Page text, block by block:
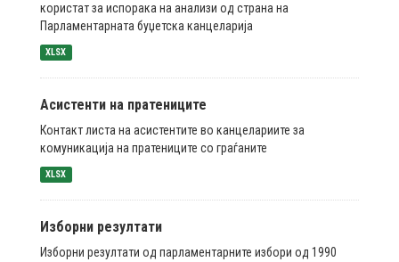
користат за испорака на анализи од страна на
Парламентарната буџетска канцеларија
XLSX
Асистенти на пратениците
Контакт листа на асистентите во канцелариите за
комуникација на пратениците со граѓаните
XLSX
Изборни резултати
Изборни резултати од парламентарните избори од 1990